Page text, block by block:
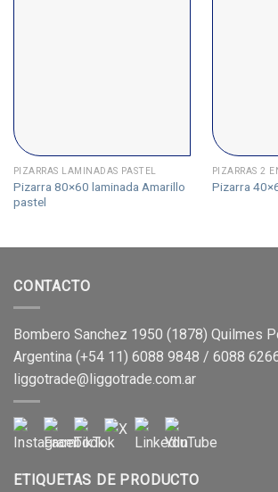
PIZARRAS LAMINADAS PASTEL
Pizarra 80×60 laminada Amarillo
pastel
PIZARRAS 2
Pizarra
CONTACTO
Bombero Sanchez 1950 (1878) Quilmes
Argentina (+54 11) 6088 9848 / 6088
liggotrade@liggotrade.com.ar
ETIQUETAS DE PRODUCTO